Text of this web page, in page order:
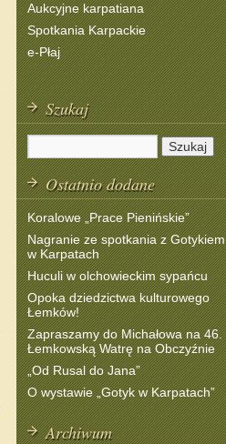
Aukcyjne karpatiana
Spotkania Karpackie
e-Płaj
Szukaj
Ostatnio dodane
Koralowe „Prace Pienińskie”
Nagranie ze spotkania z Gotykiem
w Karpatach
Huculi w olchowieckim sypańcu
Opoka dziedzictwa kulturowego
Łemków!
Zapraszamy do Michałowa na 46.
Łemkowską Watrę na Obczyźnie
„Od Rusal do Jana”
O wystawie „Gotyk w Karpatach”
Archiwum